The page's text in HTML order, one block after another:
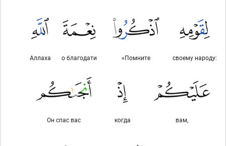
своему народу:
«Помните
о благодати
Ал­лаха
вам,
когда
Он спас вас